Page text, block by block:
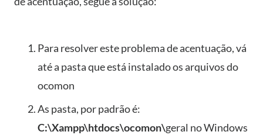
Para resolver este problema de acentuação, vá
até a pasta que está instalado os arquivos do
ocomon
As pasta, por padrão é:
C:\Xampp\htdocs\ocomon\geral no Windows